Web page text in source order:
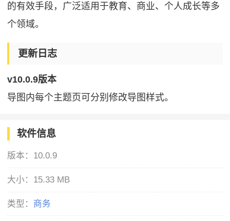
的有效手段，广泛适用于教育、商业、个人成长等多
个领域。
更新日志
v10.0.9版本
导图内每个主题页可分别修改导图样式。
软件信息
版本： 10.0.9
大小： 15.33 MB
类型： 商务